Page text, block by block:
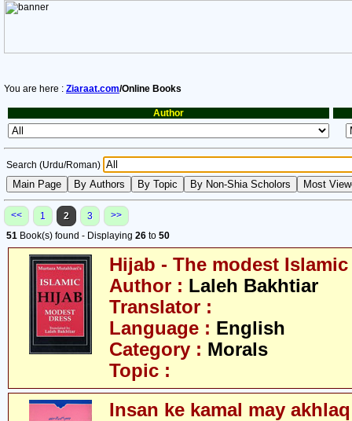
You are here : Ziaraat.com/Online Books
Author
Search (Urdu/Roman)
<< 1 2 3
>>
51 Book(s) found - Displaying 26 to 50
Hijab - The modest
Author : Laleh Bakhtiar
Translator :
Language : English
Category : Morals
Topic :
Insan ke kamal may